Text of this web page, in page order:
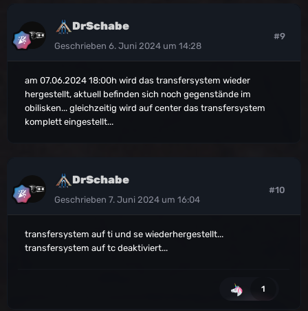
DrSchabe
Geschrieben 6. Juni 2024 um 14:28
#9
am 07.06.2024 18:00h wird das transfersystem wieder
hergestellt, aktuell befinden sich noch gegenstände im
obilisken... gleichzeitig wird auf center das transfersystem
komplett eingestellt...
DrSchabe
Geschrieben 7. Juni 2024 um 16:04
#10
transfersystem auf ti und se wiederhergestellt...
transfersystem auf tc deaktiviert...
1